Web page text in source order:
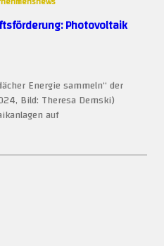
Photovoltaik
Energie sammeln“ der
Bild: Theresa Demski)
auf